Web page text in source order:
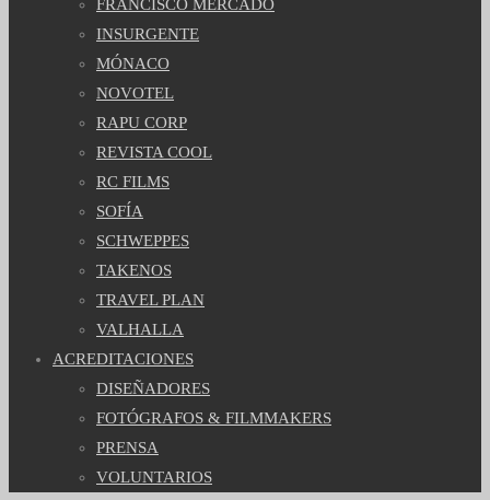
FRANCISCO MERCADO
INSURGENTE
MÓNACO
NOVOTEL
RAPU CORP
REVISTA COOL
RC FILMS
SOFÍA
SCHWEPPES
TAKENOS
TRAVEL PLAN
VALHALLA
ACREDITACIONES
DISEÑADORES
FOTÓGRAFOS & FILMMAKERS
PRENSA
VOLUNTARIOS